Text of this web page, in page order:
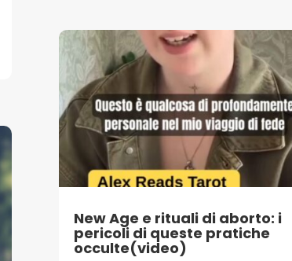
New Age e rituali di aborto: i
pericoli di queste pratiche
occulte(video)